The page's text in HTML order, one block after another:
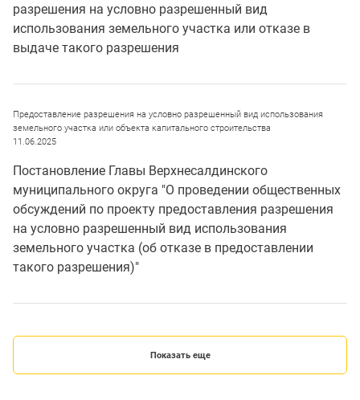
разрешения на условно разрешенный вид
использования земельного участка или отказе в
выдаче такого разрешения
Предоставление разрешения на условно разрешенный вид использования
земельного участка или объекта капитального строительства
11.06.2025
Постановление Главы Верхнесалдинского
муниципального округа "О проведении общественных
обсуждений по проекту предоставления разрешения
на условно разрешенный вид использования
земельного участка (об отказе в предоставлении
такого разрешения)"
Показать еще